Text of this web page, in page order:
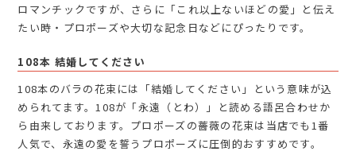
ロマンチックですが、さらに「これ以上ないほどの愛」と伝え
たい時・プロポーズや大切な記念日などにぴったりです。
108本 結婚してください
108本のバラの花束には「結婚してください」という意味が込
められてます。108が「永遠（とわ）」と読める語呂合わせか
ら由来しております。プロポーズの薔薇の花束は当店でも1番
人気で、永遠の愛を誓うプロポーズに圧倒的おすすめです。